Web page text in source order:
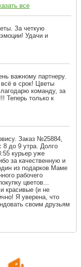
все
За четкую
Удачи и
важному партнеру.
в срок! Цветы
команду, за
Теперь только к
Заказ №25884,
8 до 9 утра. Долго
курьер уже
за качественную и
из подарков Маме
рабочего
цветов...
красивые (и не
Я уверена, что
своим друзьям